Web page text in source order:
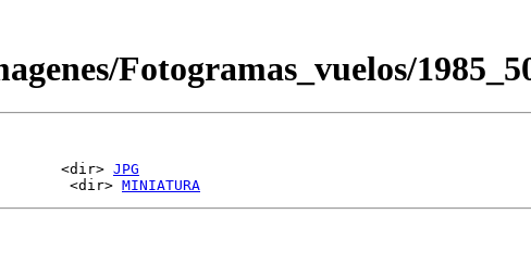
Fotogramas_vuelos/
<dir> JPG
<dir> MINIATURA